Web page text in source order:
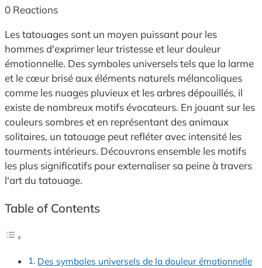
0 Reactions
Les tatouages sont un moyen puissant pour les
hommes d'exprimer leur tristesse et leur douleur
émotionnelle. Des symboles universels tels que la larme
et le cœur brisé aux éléments naturels mélancoliques
comme les nuages pluvieux et les arbres dépouillés, il
existe de nombreux motifs évocateurs. En jouant sur les
couleurs sombres et en représentant des animaux
solitaires, un tatouage peut refléter avec intensité les
tourments intérieurs. Découvrons ensemble les motifs
les plus significatifs pour externaliser sa peine à travers
l'art du tatouage.
Table of Contents
Des symboles universels de la douleur émotionnelle